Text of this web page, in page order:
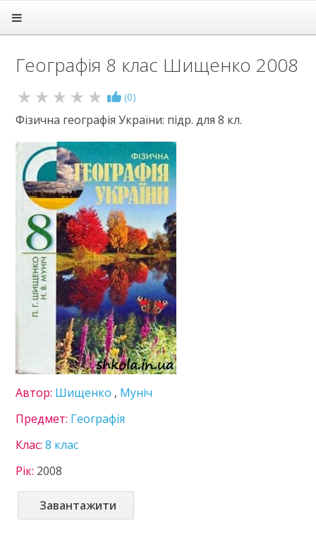
Підручники
1 клас
3 клас
4 клас
5 клас
6 клас
7 клас
8 клас
Алгебра
Англійська мова
Біологія
Всесвітня історія
Географія
Геометрія
Громадянська освіта
Зарубіжна література
Здоров'я
Інформатика
Історія України
Математика
Мови нац. меншин
Німецька мова
Підприємництво
Українська література
Українська мова
Географія 8 клас Шищенко 2008
(0)
Фізична географія України: підр. для 8 кл.
Автор: Шищенко , Муніч
Предмет: Географія
Клас:8 клас
Рік: 2008
Завантажити